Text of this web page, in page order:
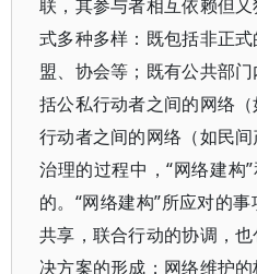
联，其参与者相互依赖但
式多种多样：既包括非正
盟、协会等；既有公共部
括公私行动者之间的网络
行动者之间的网络（如民
治理的过程中，“网络建构
的。“网络建构”所应对的
共享，联合行动的协调，
决方案的形成；网络维护